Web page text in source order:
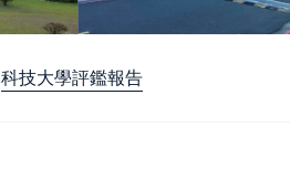
科技大學評鑑報告